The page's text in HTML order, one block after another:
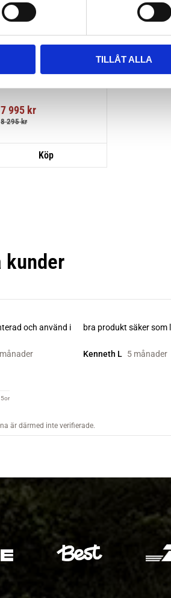
TILLÅT ALLA
THULE PRO LADDER
7 995 kr
8 295kr